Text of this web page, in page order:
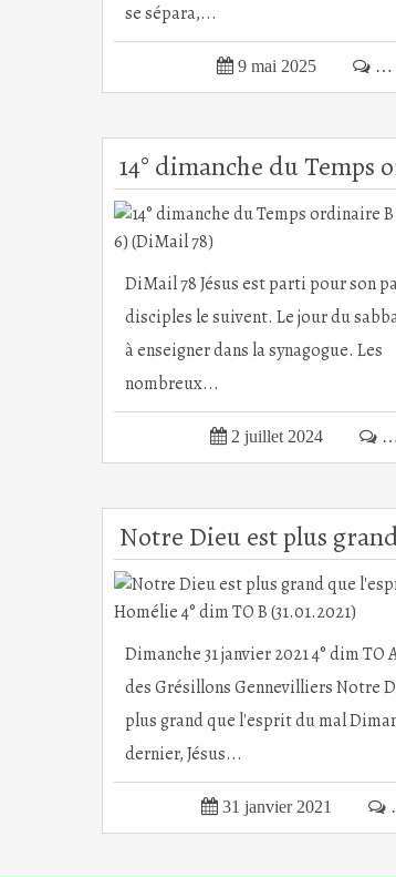
se sépara,...
 9 mai 2025  …
DiMail 78 Jésus est parti pour son
disciples le suivent. Le jour du
à enseigner dans la synagogue. Les
nombreux...
 2 juillet 2024 
Dimanche 31 janvier 2021 4° dim TO
des Grésillons Gennevilliers Notre
plus grand que l'esprit du mal
dernier, Jésus...
 31 janvier 2021 